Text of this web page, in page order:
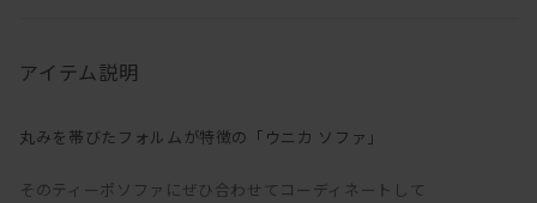
アイテム説明
丸みを帯びたフォルムが特徴の「ウニカ ソファ」
そのティーポソファにぜひ合わせてコーディネートして